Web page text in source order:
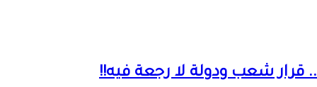
قرار شعب ودولة لا رجعة فيه!!